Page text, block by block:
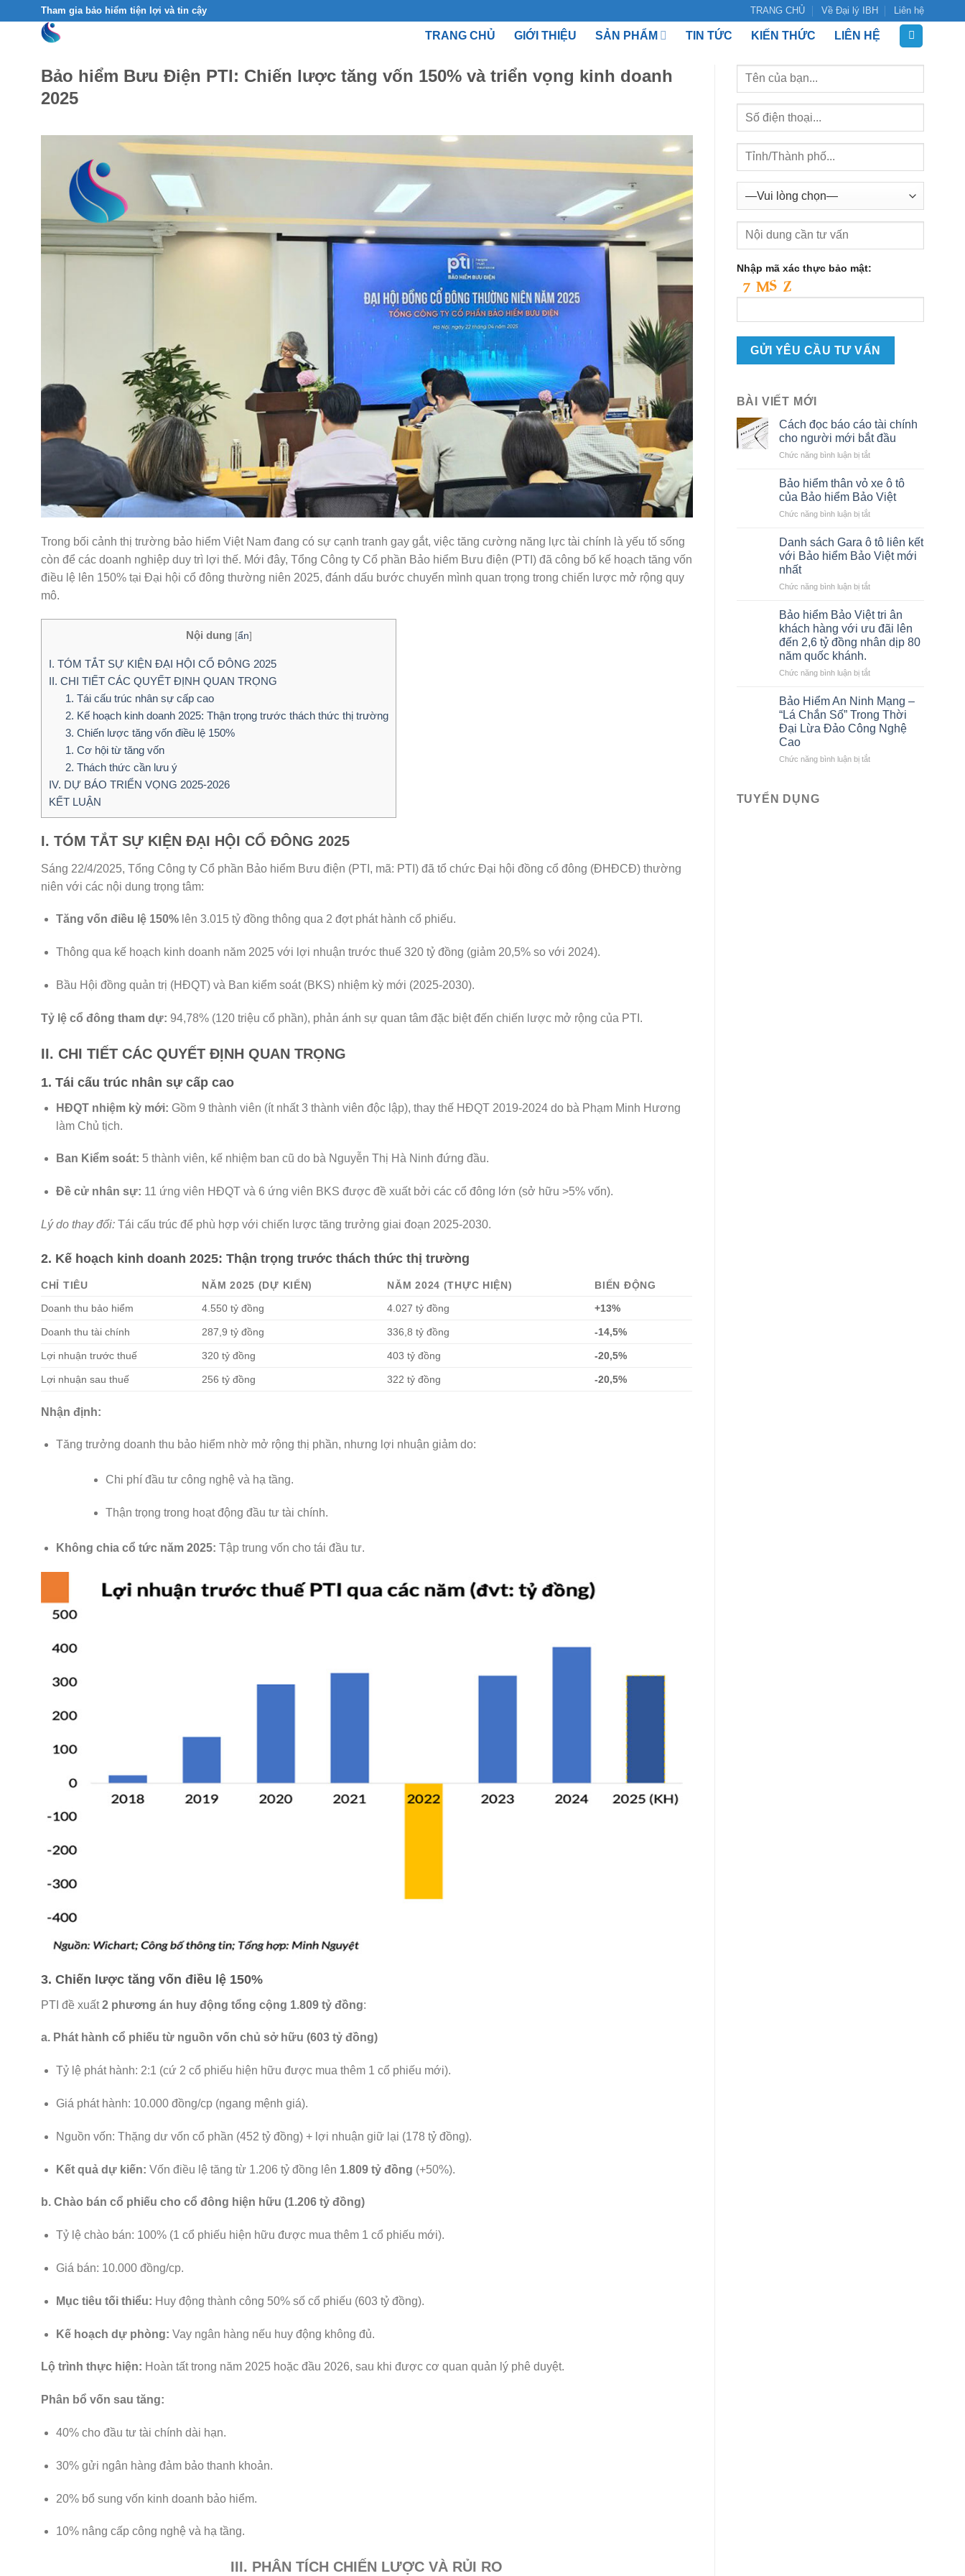
Tham gia bảo hiểm tiện lợi và tin cậy TRANG CHỦ Về Đại lý IBH Liên hệ
TRANG CHỦ GIỚI THIỆU SẢN PHẨM TIN TỨC KIẾN THỨC LIÊN HỆ
Bảo hiểm Bưu Điện PTI: Chiến lược tăng vốn 150% và triển vọng kinh doanh
2025
Trong bối cảnh thị trường bảo hiểm Việt Nam đang có sự cạnh tranh gay gắt, việc tăng cường năng lực tài chính là yếu tố sống
còn để các doanh nghiệp duy trì lợi thế. Mới đây, Tổng Công ty Cổ phần Bảo hiểm Bưu điện (PTI) đã công bố kế hoạch tăng vốn
điều lệ lên 150% tại Đại hội cổ đông thường niên 2025, đánh dấu bước chuyển mình quan trọng trong chiến lược mở rộng quy
mô.
Nội dung [ẩn]
I. TÓM TẮT SỰ KIỆN ĐẠI HỘI CỔ ĐÔNG 2025
II. CHI TIẾT CÁC QUYẾT ĐỊNH QUAN TRỌNG
1. Tái cấu trúc nhân sự cấp cao
2. Kế hoạch kinh doanh 2025: Thận trọng trước thách thức thị trường
3. Chiến lược tăng vốn điều lệ 150%
1. Cơ hội từ tăng vốn
2. Thách thức cần lưu ý
IV. DỰ BÁO TRIỂN VỌNG 2025-2026
KẾT LUẬN
I. TÓM TẮT SỰ KIỆN ĐẠI HỘI CỔ ĐÔNG 2025
Sáng 22/4/2025, Tổng Công ty Cổ phần Bảo hiểm Bưu điện (PTI, mã: PTI) đã tổ chức Đại hội đồng cổ đông (ĐHĐCĐ) thường
niên với các nội dung trọng tâm:
Tăng vốn điều lệ 150%lên 3.015 tỷ đồng thông qua 2 đợt phát hành cổ phiếu.
Thông qua kế hoạch kinh doanh năm 2025 với lợi nhuận trước thuế 320 tỷ đồng (giảm 20,5% so với 2024).
Bầu Hội đồng quản trị (HĐQT) và Ban kiểm soát (BKS) nhiệm kỳ mới (2025-2030).
Tỷ lệ cổ đông tham dự: 94,78% (120 triệu cổ phần), phản ánh sự quan tâm đặc biệt đến chiến lược mở rộng của PTI.
II. CHI TIẾT CÁC QUYẾT ĐỊNH QUAN TRỌNG
1. Tái cấu trúc nhân sự cấp cao
HĐQT nhiệm kỳ mới: Gồm 9 thành viên (ít nhất 3 thành viên độc lập), thay thế HĐQT 2019-2024 do bà Phạm Minh Hương
làm Chủ tịch.
Ban Kiểm soát: 5 thành viên, kế nhiệm ban cũ do bà Nguyễn Thị Hà Ninh đứng đầu.
Đề cử nhân sự: 11 ứng viên HĐQT và 6 ứng viên BKS được đề xuất bởi các cổ đông lớn (sở hữu >5% vốn).
Lý do thay đổi: Tái cấu trúc để phù hợp với chiến lược tăng trưởng giai đoạn 2025-2030.
2. Kế hoạch kinh doanh 2025: Thận trọng trước thách thức thị trường
CHỈ TIÊU NĂM 2025 (DỰ KIẾN) NĂM 2024 (THỰC HIỆN)
BIẾN ĐỘNG
Doanh thu bảo hiểm
4.550 tỷ đồng 4.027 tỷ đồng +13%
Doanh thu tài chính 287,9 tỷ đồng 336,8 tỷ đồng -14,5%
Lợi nhuận trước thuế 320 tỷ đồng 403 tỷ đồng -20,5%
Lợi nhuận sau thuế 256 tỷ đồng 322 tỷ đồng -20,5%
Nhận định:
Tăng trưởng doanh thu bảo hiểm nhờ mở rộng thị phần, nhưng lợi nhuận giảm do:
Chi phí đầu tư công nghệ và hạ tầng.
Thận trọng trong hoạt động đầu tư tài chính.
Không chia cổ tức năm 2025: Tập trung vốn cho tái đầu tư.
3. Chiến lược tăng vốn điều lệ 150%
PTI đề xuất2 phương án huy động tổng cộng 1.809 tỷ đồng:
a. Phát hành cổ phiếu từ nguồn vốn chủ sở hữu (603 tỷ đồng)
Tỷ lệ phát hành: 2:1 (cứ 2 cổ phiếu hiện hữu được mua thêm 1 cổ phiếu mới).
Giá phát hành: 10.000 đồng/cp (ngang mệnh giá).
Nguồn vốn: Thặng dư vốn cổ phần (452 tỷ đồng) + lợi nhuận giữ lại (178 tỷ đồng).
Kết quả dự kiến: Vốn điều lệ tăng từ 1.206 tỷ đồng lên 1.809 tỷ đồng (+50%).
b. Chào bán cổ phiếu cho cổ đông hiện hữu (1.206 tỷ đồng)
Tỷ lệ chào bán: 100% (1 cổ phiếu hiện hữu được mua thêm 1 cổ phiếu mới).
Giá bán: 10.000 đồng/cp.
Mục tiêu tối thiểu: Huy động thành công 50% số cổ phiếu (603 tỷ đồng).
Kế hoạch dự phòng: Vay ngân hàng nếu huy động không đủ.
Lộ trình thực hiện: Hoàn tất trong năm 2025 hoặc đầu 2026, sau khi được cơ quan quản lý phê duyệt.
Phân bổ vốn sau tăng:
40% cho đầu tư tài chính dài hạn.
30% gửi ngân hàng đảm bảo thanh khoản.
20% bổ sung vốn kinh doanh bảo hiểm.
10% nâng cấp công nghệ và hạ tầng.
III. PHÂN TÍCH CHIẾN LƯỢC VÀ RỦI RO
Nhập mã xác thực bảo mật:
BÀI VIẾT MỚI
Cách đọc báo cáo tài chính
cho người mới bắt đầu
Chức năng bình luận bị tắtở
báo
cáo
tài
cho
người
đầu
Bảo hiểm thân vỏ xe ô tô
của Bảo hiểm Bảo Việt
Chức năng bình luận bị tắtở
hiểm
thân
vỏ
ô
của
Bảo
hiểm
Bảo
Danh sách Gara ô tô liên kết
với Bảo hiểm Bảo Việt mới
nhất
Chức năng bình luận bị tắtở
sách
Gara
ô
tô
kết
Bảo
Bảo
Việt
nhất
Bảo hiểm Bảo Việt tri ân
khách hàng với ưu đãi lên
đến 2,6 tỷ đồng nhân dịp 80
năm quốc khánh.
Chức năng bình luận bị tắtở
hiểm
Bảo
Việt
tri
khách
Bảo Hiểm An Ninh Mạng –
“Lá Chắn Số” Trong Thời
Đại Lừa Đảo Công Nghệ
Cao
Chức năng bình luận bị tắtở
TUYỂN DỤNG